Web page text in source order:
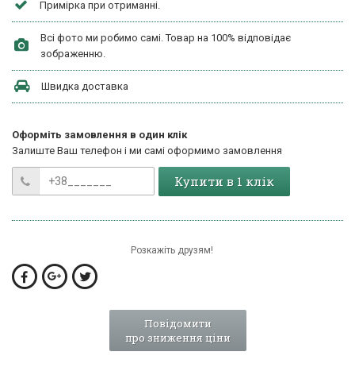
Примірка при отриманні.
Всі фото ми робимо самі. Товар на 100% відповідає
зображенню.
Швидка доставка
Оформіть замовлення в один клік
Залиште Ваш телефон і ми самі оформимо замовлення
Купити в 1 клік
Розкажіть друзям!
Повідомити
про зниження ціни